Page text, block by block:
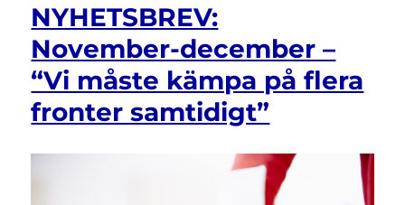
NYHETSBREV:
November-december –
“Vi måste kämpa på flera
fronter samtidigt”